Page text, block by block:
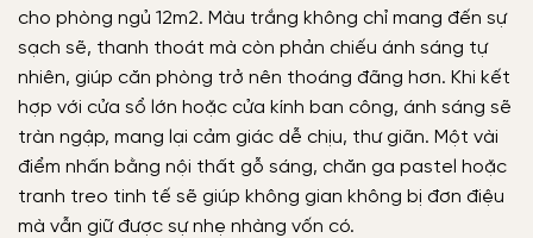
cho phòng ngủ 12m2. Màu trắng không chỉ mang đến sự
sạch sẽ, thanh thoát mà còn phản chiếu ánh sáng tự
nhiên, giúp căn phòng trở nên thoáng đãng hơn. Khi kết
hợp với cửa sổ lớn hoặc cửa kính ban công, ánh sáng sẽ
tràn ngập, mang lại cảm giác dễ chịu, thư giãn. Một vài
điểm nhấn bằng nội thất gỗ sáng, chăn ga pastel hoặc
tranh treo tinh tế sẽ giúp không gian không bị đơn điệu
mà vẫn giữ được sự nhẹ nhàng vốn có.